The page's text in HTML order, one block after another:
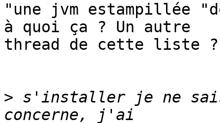
"une jvm estampillée
à quoi ça ? Un autre
thread de cette liste ?
> s'installer je ne